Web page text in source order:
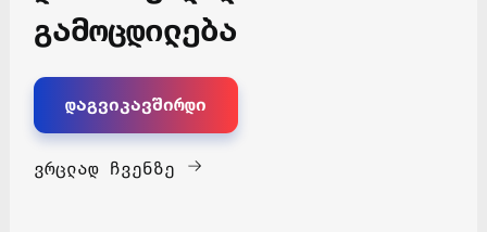
გამოცდილება
დაგვიკავშირდი
ვრცლად ჩვენზე